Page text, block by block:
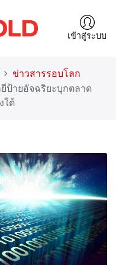
เข้าสู่ระบบ
ข่าวสารรอบโลก
ยีป้ายอัจฉริยะบุกตลาด
ใต้